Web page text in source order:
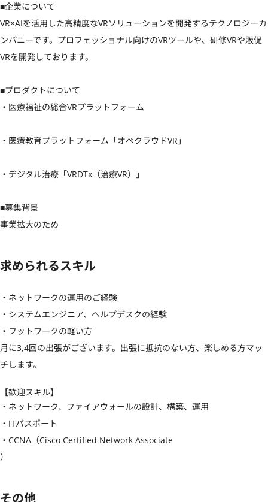
■企業について
VR×AIを活用した高精度なVRソリューションを開発するテクノロジーカ
ンパニーです。プロフェッショナル向けのVRツールや、研修VRや販促
VRを開発しております。
■プロダクトについて
・医療福祉の総合VRプラットフォーム
・医療教育プラットフォーム「オペクラウドVR」
・デジタル治療「VRDTx（治療VR）」
■募集背景
事業拡大のため
求められるスキル
・ネットワークの運用のご経験
・システムエンジニア、ヘルプデスクの経験
・フットワークの軽い方
月に3,4回の出張がございます。出張に抵抗のない方、楽しめる方マッ
チします。
【歓迎スキル】
・ネットワーク、ファイアウォールの設計、構築、運用
・ITパスポート
・CCNA（Cisco Certified Network Associate
）
その他